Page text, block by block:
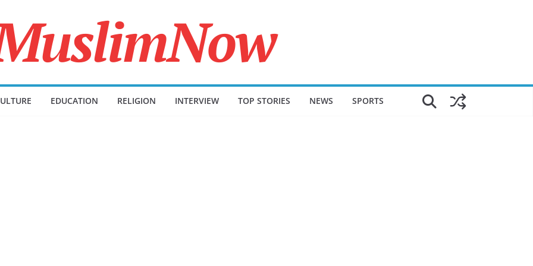
EDUCATION RELIGION INTERVIEW TOP STORIES NEWS SPORTS